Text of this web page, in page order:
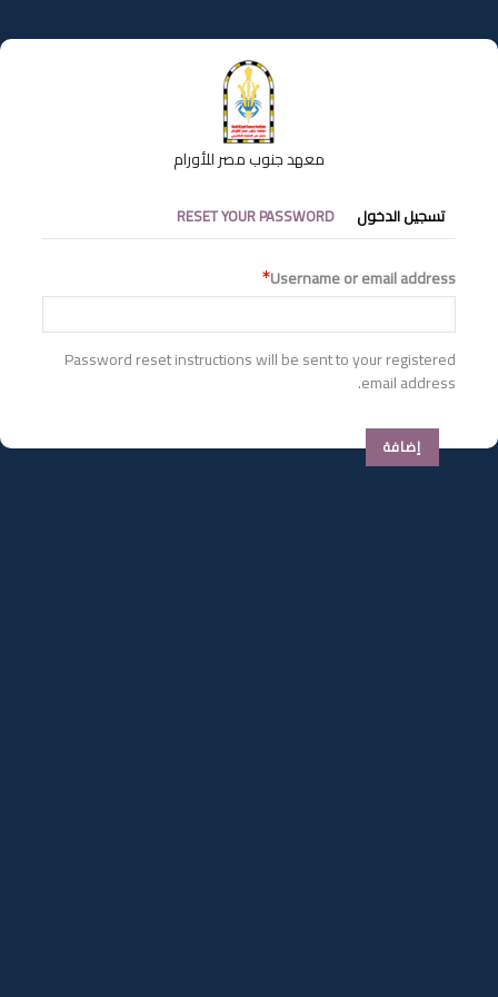
إلى
المحتوى
معهد جنوب مصر للأورام
التبويبات
الأساسية
تسجيل الدخول RESET YOUR PASSWORD
Username or email address
Password reset instructions will be sent to your registered
email address.